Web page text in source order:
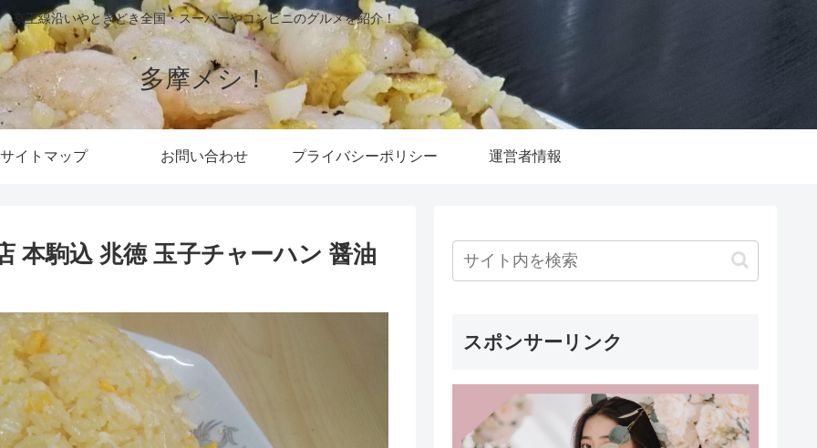
京王線沿いやときどき全国・スーパーやコンビニのグルメを紹介！
多摩メシ！
サイトマップ お問い合わせ プライバシーポリシー 運営者情報
本駒込 兆徳 玉子チャーハン 醤油
スポンサーリンク